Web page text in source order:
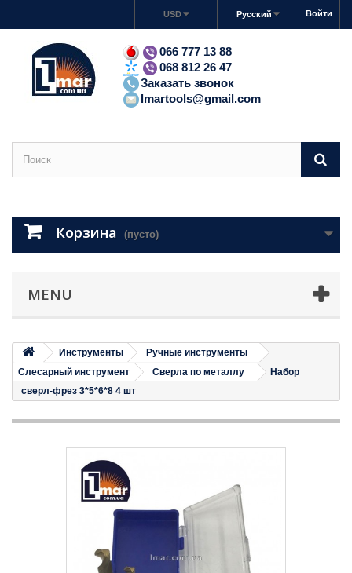
Войти
Русский
USD
066 777 13 88
068 812 26 47
Заказать звонок
lmartools@gmail.com
Корзина (пусто)
MENU
Инструменты
Ручные инструменты
Слесарный инструмент
Сверла по металлу
Набор
сверл-фрез 3*5*6*8 4 шт